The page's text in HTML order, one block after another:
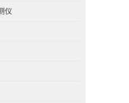
仪